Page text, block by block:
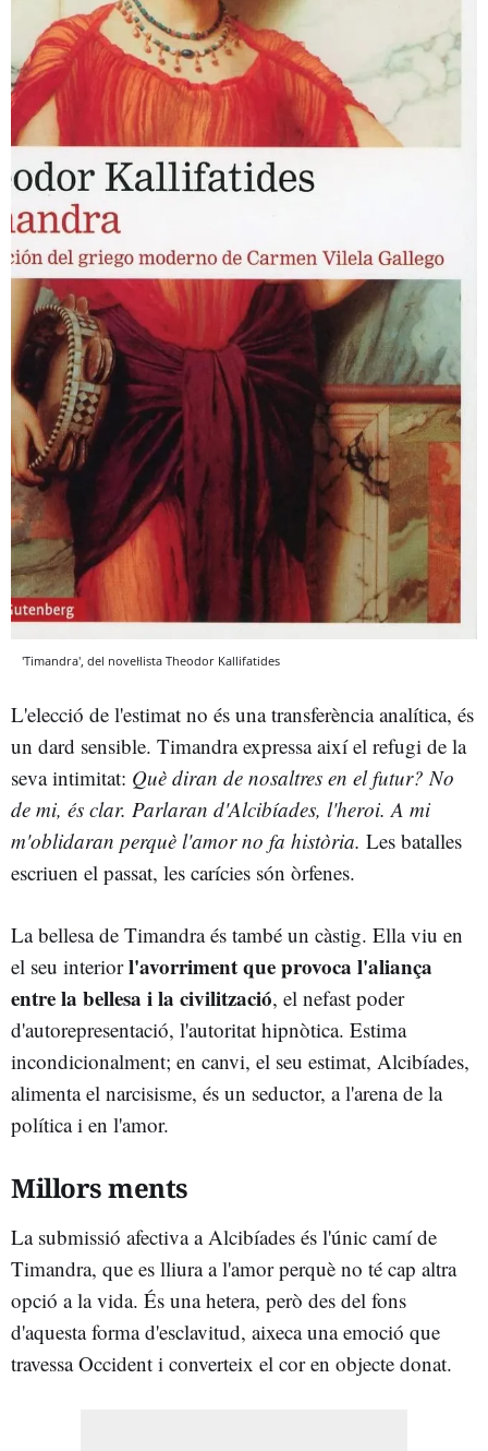
'Timandra', del novel·lista Theodor Kallifatides
L'elecció de l'estimat no és una transferència analítica, és
un dard sensible. Timandra expressa així el refugi de la
seva intimitat: Què diran de nosaltres en el futur? No
de mi, és clar. Parlaran d'Alcibíades, l'heroi. A mi
m'oblidaran perquè l'amor no fa història. Les batalles
escriuen el passat, les carícies són òrfenes.
La bellesa de Timandra és també un càstig. Ella viu en
el seu interiorl'avorriment que provoca l'aliança
entre la bellesa i la civilització, el nefast poder
d'autorepresentació, l'autoritat hipnòtica. Estima
incondicionalment; en canvi, el seu estimat, Alcibíades,
alimenta el narcisisme, és un seductor, a l'arena de la
política i en l'amor.
Millors ments
La submissió afectiva a Alcibíades és l'únic camí de
Timandra, que es lliura a l'amor perquè no té cap altra
opció a la vida. És una hetera, però des del fons
d'aquesta forma d'esclavitud, aixeca una emoció que
travessa Occident i converteix el cor en objecte donat.